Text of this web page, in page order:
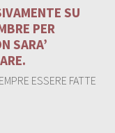
SU
PER
SARA’
ESSERE FATTE